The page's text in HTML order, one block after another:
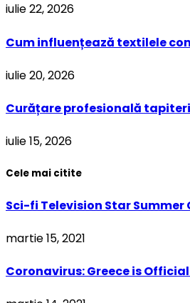
iulie 22, 2026
Cum influențează textilele
iulie 20, 2026
Curățare profesională
iulie 15, 2026
Cele mai citite
Sci-fi Television Star Summer
martie 15, 2021
Coronavirus: Greece is